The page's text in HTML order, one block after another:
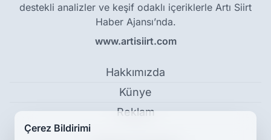
destekli analizler ve keşif odaklı içeriklerle Artı Siirt
Haber Ajansı’nda.
www.artisiirt.com
Hakkımızda
Künye
Reklam
Çerez Bildirimi